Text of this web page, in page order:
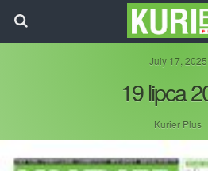
July 17, 2025
19 lipca
Kurier Plus